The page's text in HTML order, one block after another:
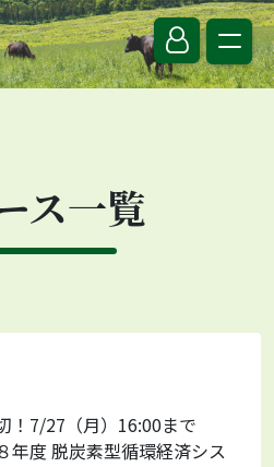
ス一覧
！7/27（月）16:00まで
度 脱炭素型循環経済シス